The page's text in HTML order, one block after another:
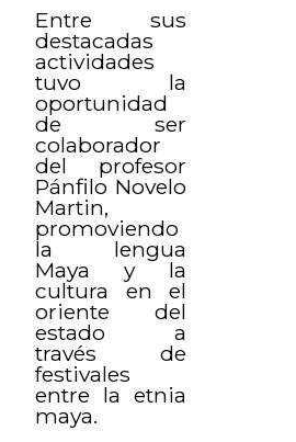
Entre sus
destacadas
actividades
tuvo la
oportunidad
de ser
colaborador
del profesor
Pánfilo Novelo
Martin,
promoviendo
la lengua
Maya y la
cultura en el
oriente del
estado a
través de
festivales
entre la etnia
maya.